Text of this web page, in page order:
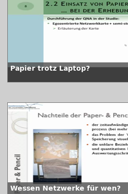
Papier trotz Laptop?
Wessen Netzwerke für wen?